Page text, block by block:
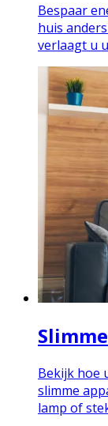
Bespaar
huis
verlaagt u
Bekijk hoe
slimme
lamp of